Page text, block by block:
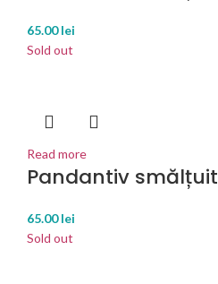
65.00lei
Sold out
Read more
Pandantiv smălțuit
65.00lei
Sold out